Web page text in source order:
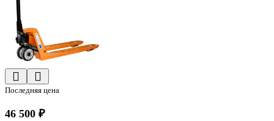
Последняя цена
46 500 ₽